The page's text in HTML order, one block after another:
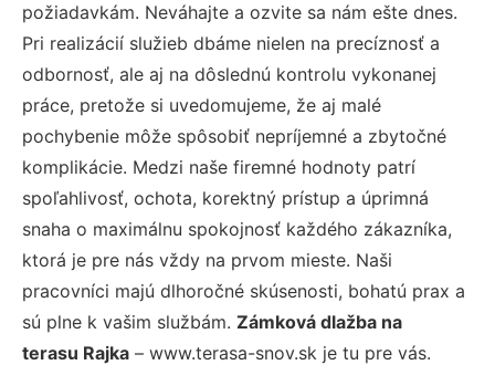
požiadavkám. Neváhajte a ozvite sa nám ešte dnes.
Pri realizácií služieb dbáme nielen na precíznosť a
odbornosť, ale aj na dôslednú kontrolu vykonanej
práce, pretože si uvedomujeme, že aj malé
pochybenie môže spôsobiť nepríjemné a zbytočné
komplikácie. Medzi naše firemné hodnoty patrí
spoľahlivosť, ochota, korektný prístup a úprimná
snaha o maximálnu spokojnosť každého zákazníka,
ktorá je pre nás vždy na prvom mieste. Naši
pracovníci majú dlhoročné skúsenosti, bohatú prax a
sú plne k vašim službám. Zámková dlažba na
terasu Rajka – www.terasa-snov.sk je tu pre vás.